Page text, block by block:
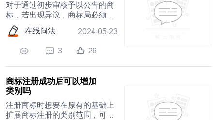
对于通过初步审核予以公告的商
标，若出现异议，商标局必须倾
听异议方与被异议方分别陈述其
客观事实及论点理由，经过全面
效期满之日起计算
在线问法 2024-05-23
3 26
商标注册成功后可以增加
类别吗
注册商标时想要在原有的基础上
扩展商标注册的类别范围，可行